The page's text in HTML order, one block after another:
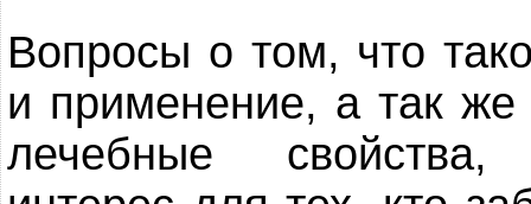
Вопросы о том, что
и применение, а так
лечебные